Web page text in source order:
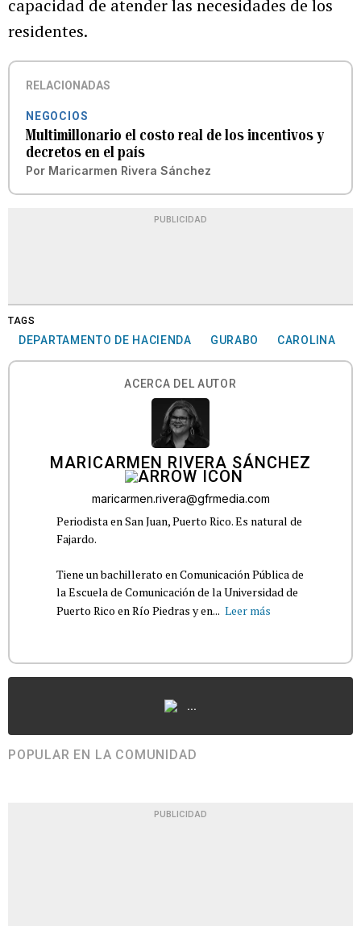
capacidad de atender las necesidades de los
residentes.
RELACIONADAS
NEGOCIOS
Multimillonario el costo real de los incentivos y
decretos en el país
Por Maricarmen Rivera Sánchez
PUBLICIDAD
TAGS
DEPARTAMENTO DE HACIENDA GURABO CAROLINA
ACERCA DEL AUTOR
MARICARMEN RIVERA SÁNCHEZ
maricarmen.rivera@gfrmedia.com
Periodista en San Juan, Puerto Rico. Es natural de
Fajardo.
Tiene un bachillerato en Comunicación Pública de
la Escuela de Comunicación de la Universidad de
Puerto Rico en Río Piedras y en... Leer más
...
POPULAR EN LA COMUNIDAD
PUBLICIDAD